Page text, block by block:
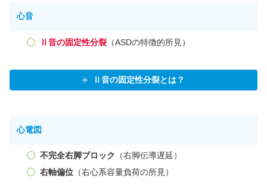
心音
Ⅱ音の固定性分裂 （ASDの特徴的所見）
Ⅱ音の固定性分裂とは？
心電図
不完全右脚ブロック
（右脚伝導遅延）
右軸偏位 （右心系容量負荷の所見）